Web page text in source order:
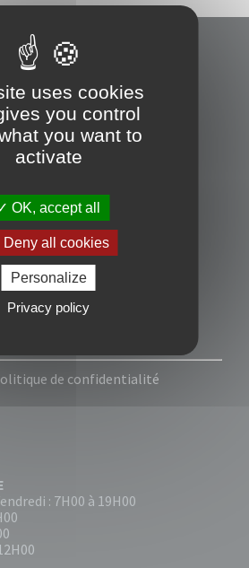
14h-17h
13h30
de confidentialité
: 7H00 à 19H00
uses cookies
you control
you want to
activate
OK, accept all
Deny all cookies
Personalize
Privacy policy